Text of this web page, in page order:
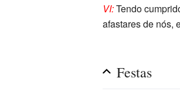
VI:Tendo
afastares de nós,
Festas